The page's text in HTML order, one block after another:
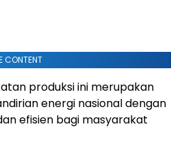
CONTENT
produksi ini merupakan
energi nasional dengan
efisien bagi masyarakat